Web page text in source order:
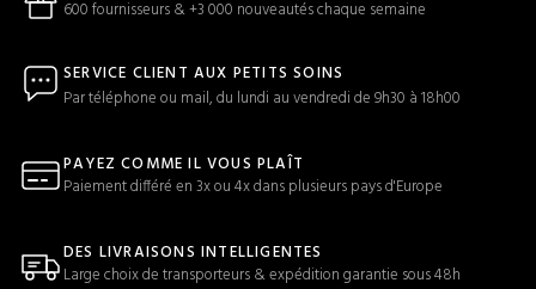
600 fournisseurs & +3 000 nouveautés chaque semaine
SERVICE CLIENT AUX PETITS SOINS
Par téléphone ou mail, du lundi au vendredi de 9h30 à 18h00
PAYEZ COMME IL VOUS PLAÎT
Paiement différé en 3x ou 4x dans plusieurs pays d'Europe
DES LIVRAISONS INTELLIGENTES
Large choix de transporteurs & expédition garantie sous 48h